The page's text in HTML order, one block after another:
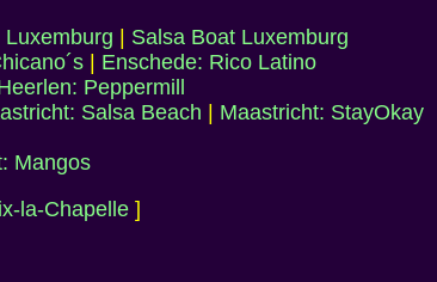
Luxemburg
Salsa Boat Luxemburg
Enschede: Rico Latino
Peppermill
Salsa Beach
Maastricht: StayOkay
Mangos
la-Chapelle ]